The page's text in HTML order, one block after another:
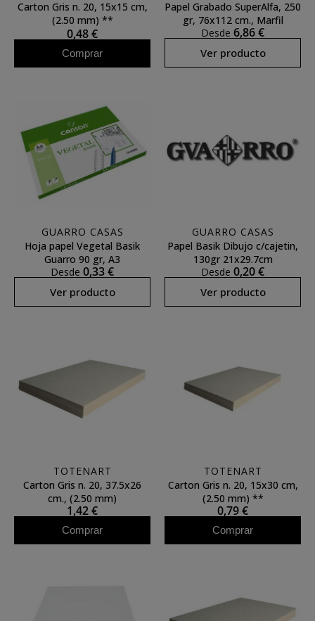
Carton Gris n. 20, 15x15 cm,
(2.50 mm) **
0,48 €
Comprar
Papel Grabado SuperAlfa, 250
gr, 76x112 cm., Marfil
Desde 6,86 €
Ver producto
GUARRO CASAS
Hoja papel Vegetal Basik
Guarro 90 gr, A3
Desde 0,33 €
Ver producto
GUARRO CASAS
Papel Basik Dibujo c/cajetin,
130gr 21x29.7cm
Desde 0,20 €
Ver producto
TOTENART
Carton Gris n. 20, 37.5x26
cm., (2.50 mm)
1,42 €
Comprar
TOTENART
Carton Gris n. 20, 15x30 cm,
(2.50 mm) **
0,79 €
Comprar